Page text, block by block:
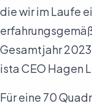
die wir im Laufe
Gesamtjahr
ista CEO Hagen
Für eine 70